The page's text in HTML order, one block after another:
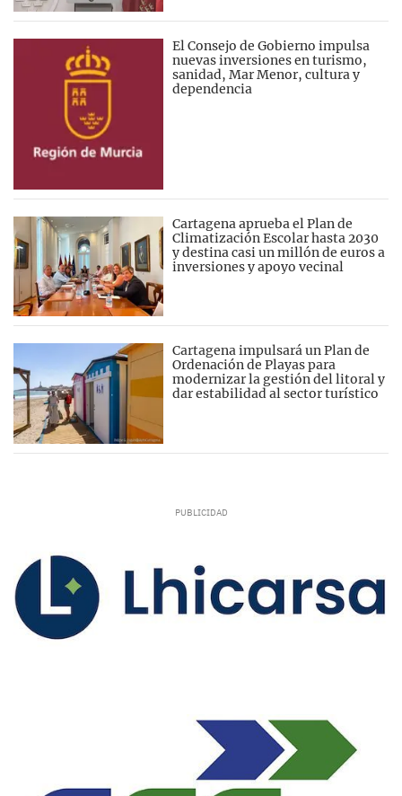
El Consejo de Gobierno impulsa
nuevas inversiones en turismo,
sanidad, Mar Menor, cultura y
dependencia
Cartagena aprueba el Plan de
Climatización Escolar hasta 2030
y destina casi un millón de euros a
inversiones y apoyo vecinal
Cartagena impulsará un Plan de
Ordenación de Playas para
modernizar la gestión del litoral y
dar estabilidad al sector turístico